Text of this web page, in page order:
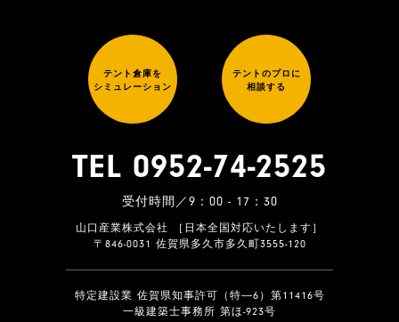
テント倉庫を
シミュレーション
テントのプロに
相談する
TEL 0952-74-2525
受付時間／9：00 - 17：30
山口産業株式会社 ［日本全国対応いたします］
〒846-0031 佐賀県多久市多久町3555-120
特定建設業 佐賀県知事許可（特―6）第11416号
一級建築士事務所 第ほ-923号